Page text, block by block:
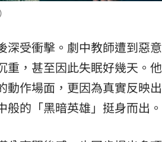
受衝擊。劇中教師遭到惡
，甚至因此失眠好幾天。
作場面，更因為真實反映
的「黑暗英雄」挺身而出。